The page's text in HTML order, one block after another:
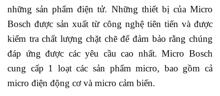
những sản phẩm điện tử. Những thiết bị của Micro
Bosch được sản xuất từ công nghệ tiên tiến và được
kiểm tra chất lượng chặt chẽ để đảm bảo rằng chúng
đáp ứng được các yêu cầu cao nhất. Micro Bosch
cung cấp 1 loạt các sản phẩm micro, bao gồm cả
micro điện động cơ và micro cảm biến.